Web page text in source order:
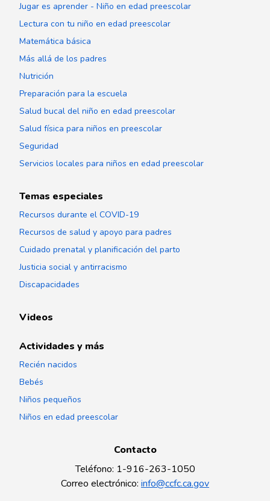
Jugar es aprender - Niño en edad preescolar
Lectura con tu niño en edad preescolar
Matemática básica
Más allá de los padres
Nutrición
Preparación para la escuela
Salud bucal del niño en edad preescolar
Salud física para niños en preescolar
Seguridad
Servicios locales para niños en edad preescolar
Temas especiales
Recursos durante el COVID-19
Recursos de salud y apoyo para padres
Cuidado prenatal y planificación del parto
Justicia social y antirracismo
Discapacidades
Videos
Actividades y más
Recién nacidos
Bebés
Niños pequeños
Niños en edad preescolar
Contacto
Teléfono: 1-916-263-1050
Correo electrónico: info@ccfc.ca.gov